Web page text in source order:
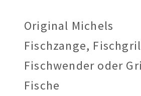
Original Michels
Fischzange,
Fischwender oder
Fische